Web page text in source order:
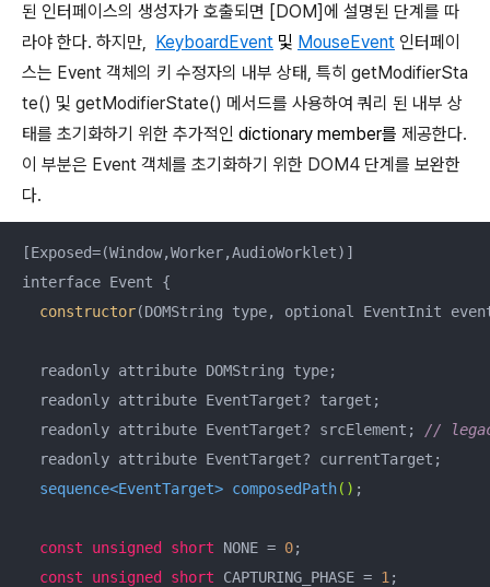
된 인터페이스의 생성자가 호출되면 [DOM]에 설명된 단계를 따
라야 한다. 하지만, KeyboardEvent 및 MouseEvent 인터페이
스는 Event 객체의 키 수정자의 내부 상태, 특히 getModifierSta
te() 및 getModifierState() 메서드를 사용하여 쿼리 된 내부 상
태를 초기화하기 위한 추가적인 dictionary member를 제공한다.
이 부분은 Event 객체를 초기화하기 위한 DOM4 단계를 보완한
다.
[Exposed=(Window,Worker,AudioWorklet)]
interface Event {
constructor(DOMString type, optional EventInit
  readonly attribute DOMString type;
  readonly attribute EventTarget? target;
  readonly attribute EventTarget? srcElement;
//
  readonly attribute EventTarget? currentTarget;
sequence<EventTarget> composedPath() ;
const unsigned short NONE = 0;
const
unsigned short CAPTURING_PHASE = 1 ;